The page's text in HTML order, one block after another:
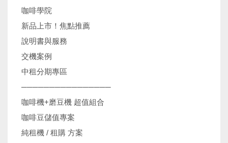
咖啡學院
新品上市！焦點推薦
說明書與服務
交機案例
中租分期專區
────────────────
咖啡機+磨豆機 超值組合
咖啡豆儲值專案
純租機 / 租購 方案